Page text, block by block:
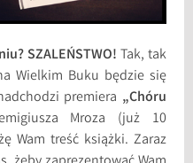
SZALEŃSTWO! Tak, tak
Wielkim Buku będzie się
premiera „Chóru
Mroza (już 10
Wam treść książki. Zaraz